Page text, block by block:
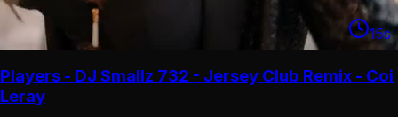
15s
Players - DJ Smallz 732 - Jersey Club Remix - Coi
Leray